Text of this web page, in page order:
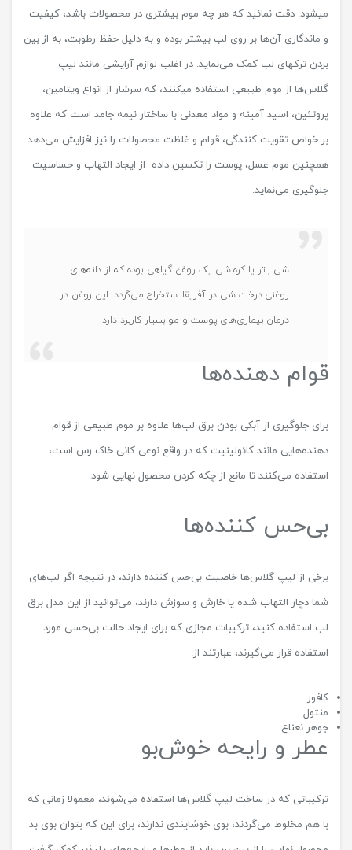
می‎شود. دقت نمائید که هر چه موم بیشتری در محصولات باشد، کیفیت
و ماندگاری آن‌ها بر روی لب بیشتر بوده و به دلیل حفظ رطوبت، به از بین
بردن ترک‎های لب کمک می‌نماید. در اغلب لوازم آرایشی مانند لیپ
گلاس‌ها از موم طبیعی استفاده می‎کنند، که سرشار از انواع ویتامین،
پروتئین، اسید آمینه و مواد معدنی با ساختار نیمه جامد است که علاوه
بر خواص تقویت کنندگی، قوام و غلظت محصولات را نیز افزایش می‌دهد.
همچنین موم عسل، پوست را تکسین داده از ایجاد التهاب و حساسیت
جلوگیری می‌نماید.
شی باتر یا کره شی یک روغن گیاهی بوده که از دانه‌های
روغنی درخت شی در آفریقا استخراج می‌گردد. این روغن در
درمان بیماری‌های پوست و مو بسیار کاربرد دارد.
قوام دهنده‌ها
برای جلوگیری از آبکی بودن برق لب‌ها علاوه بر موم طبیعی از قوام
دهنده‌هایی مانند کائولینیت که در واقع نوعی کانی خاک رس است،
استفاده می‌کنند تا مانع از چکه کردن محصول نهایی شود.
بی‌حس کننده‌ها
برخی از لیپ گلاس‌ها خاصیت بی‌حس کننده دارند، در نتیجه اگر لب‌های
شما دچار التهاب شده یا خارش و سوزش دارند، می‌توانید از این مدل برق
لب استفاده کنید، ترکیبات مجازی که برای ایجاد حالت بی‌حسی مورد
استفاده قرار می‌گیرند، عبارتند از:
کافور
منتول
جوهر نعناع
عطر و رایحه خوش‌بو
ترکیباتی که در ساخت لیپ گلاس‌ها استفاده می‌شوند، معمولا زمانی که
با هم مخلوط می‌گردند، بوی خوشایندی ندارند، برای این که بتوان بوی بد